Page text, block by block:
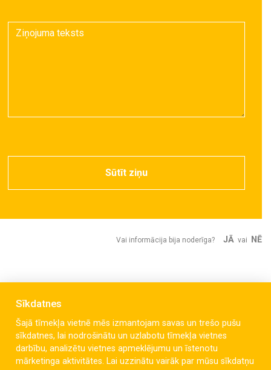
Sūtīt ziņu
Vai informācija bija noderīga? JĀ vai NĒ
Sīkdatnes
Šajā tīmekļa vietnē mēs izmantojam savas un trešo pušu
sīkdatnes, lai nodrošinātu un uzlabotu tīmekļa vietnes
darbību, analizētu vietnes apmeklējumu un īstenotu
mārketinga aktivitātes. Lai uzzinātu vairāk par mūsu sīkdatņu